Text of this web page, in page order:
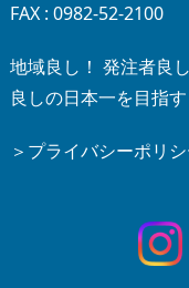
FAX : 0982-52-2100
地域良し！ 発注者良
良しの日本一を目指す
＞プライバシーポリ